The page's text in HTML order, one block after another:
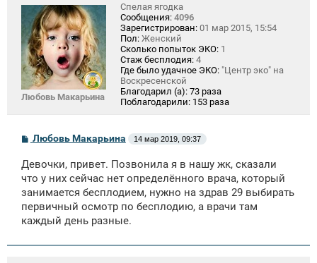
Любовь Макарьина
Спелая ягодка
Сообщения: 4096
Зарегистрирован: 01 мар 2015, 15:54
Пол: Женский
Сколько попыток ЭКО: 1
Стаж бесплодия: 4
Где было удачное ЭКО: "Центр эко" на
Воскресенской
Благодарил (а): 73 раза
Поблагодарили: 153 раза
С
б
щ
н
и
Любовь Макарьина 14 мар 2019, 09:37
Девочки, привет. Позвонила я в нашу жк, сказали
что у них сейчас нет определённого врача, который
занимается бесплодием, нужно на здрав 29 выбирать
первичный осмотр по бесплодию, а врачи там
каждый день разные.